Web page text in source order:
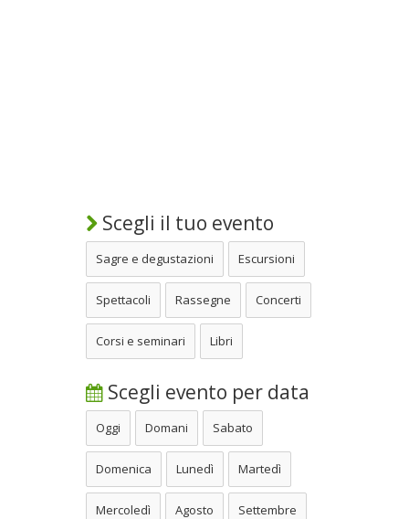
Scegli il tuo evento
Sagre e degustazioni Escursioni
Spettacoli Rassegne Concerti
Corsi e seminari Libri
Scegli evento per data
Oggi Domani Sabato
Domenica Lunedì Martedì
Mercoledì Agosto Settembre